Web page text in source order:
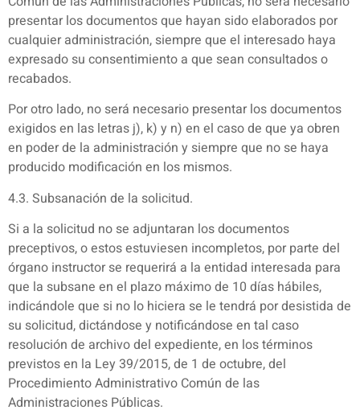
presentar los documentos que hayan sido elaborados por
cualquier administración, siempre que el interesado haya
expresado su consentimiento a que sean consultados o
recabados.
Por otro lado, no será necesario presentar los documentos
exigidos en las letras j), k) y n) en el caso de que ya obren
en poder de la administración y siempre que no se haya
producido modificación en los mismos.
4.3. Subsanación de la solicitud.
Si a la solicitud no se adjuntaran los documentos
preceptivos, o estos estuviesen incompletos, por parte del
órgano instructor se requerirá a la entidad interesada para
que la subsane en el plazo máximo de 10 días hábiles,
indicándole que si no lo hiciera se le tendrá por desistida de
su solicitud, dictándose y notificándose en tal caso
resolución de archivo del expediente, en los términos
previstos en la Ley 39/2015, de 1 de octubre, del
Procedimiento Administrativo Común de las
Administraciones Públicas.